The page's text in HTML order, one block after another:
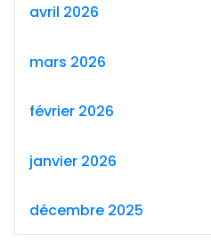
avril 2026
mars 2026
février 2026
janvier 2026
décembre 2025